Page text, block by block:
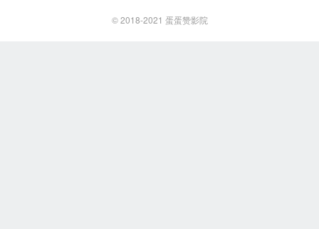
© 2018-2021 蛋蛋赞影院